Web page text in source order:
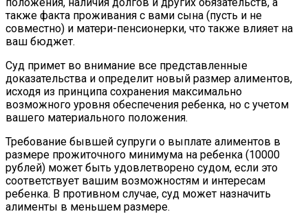
также факта проживания с вами сына (пусть и не
совместно) и матери-пенсионерки, что также влияет на
ваш бюджет.
Суд примет во внимание все представленные
доказательства и определит новый размер алиментов,
исходя из принципа сохранения максимально
возможного уровня обеспечения ребенка, но с учетом
вашего материального положения.
Требование бывшей супруги о выплате алиментов в
размере прожиточного минимума на ребенка (10000
рублей) может быть удовлетворено судом, если это
соответствует вашим возможностям и интересам
ребенка. В противном случае, суд может назначить
алименты в меньшем размере.